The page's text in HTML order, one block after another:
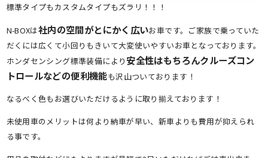
標準タイプもカスタムタイプもズラリ！！！
N-BOXは社内の空間がとにかく広いお車です。ご家族で乗っていた
だくには広くて小回りもきいて大変使いやすいお車となっております。
ホンダセンシング標準装備により 安全性はもちろんクルーズコン
トロールなどの便利機能も沢山ついております！
なるべく色もお選びいただけるように取り揃えております！
未使用車のメリットは何より納車が早い、新車よりも費用が抑えられ
る事です。